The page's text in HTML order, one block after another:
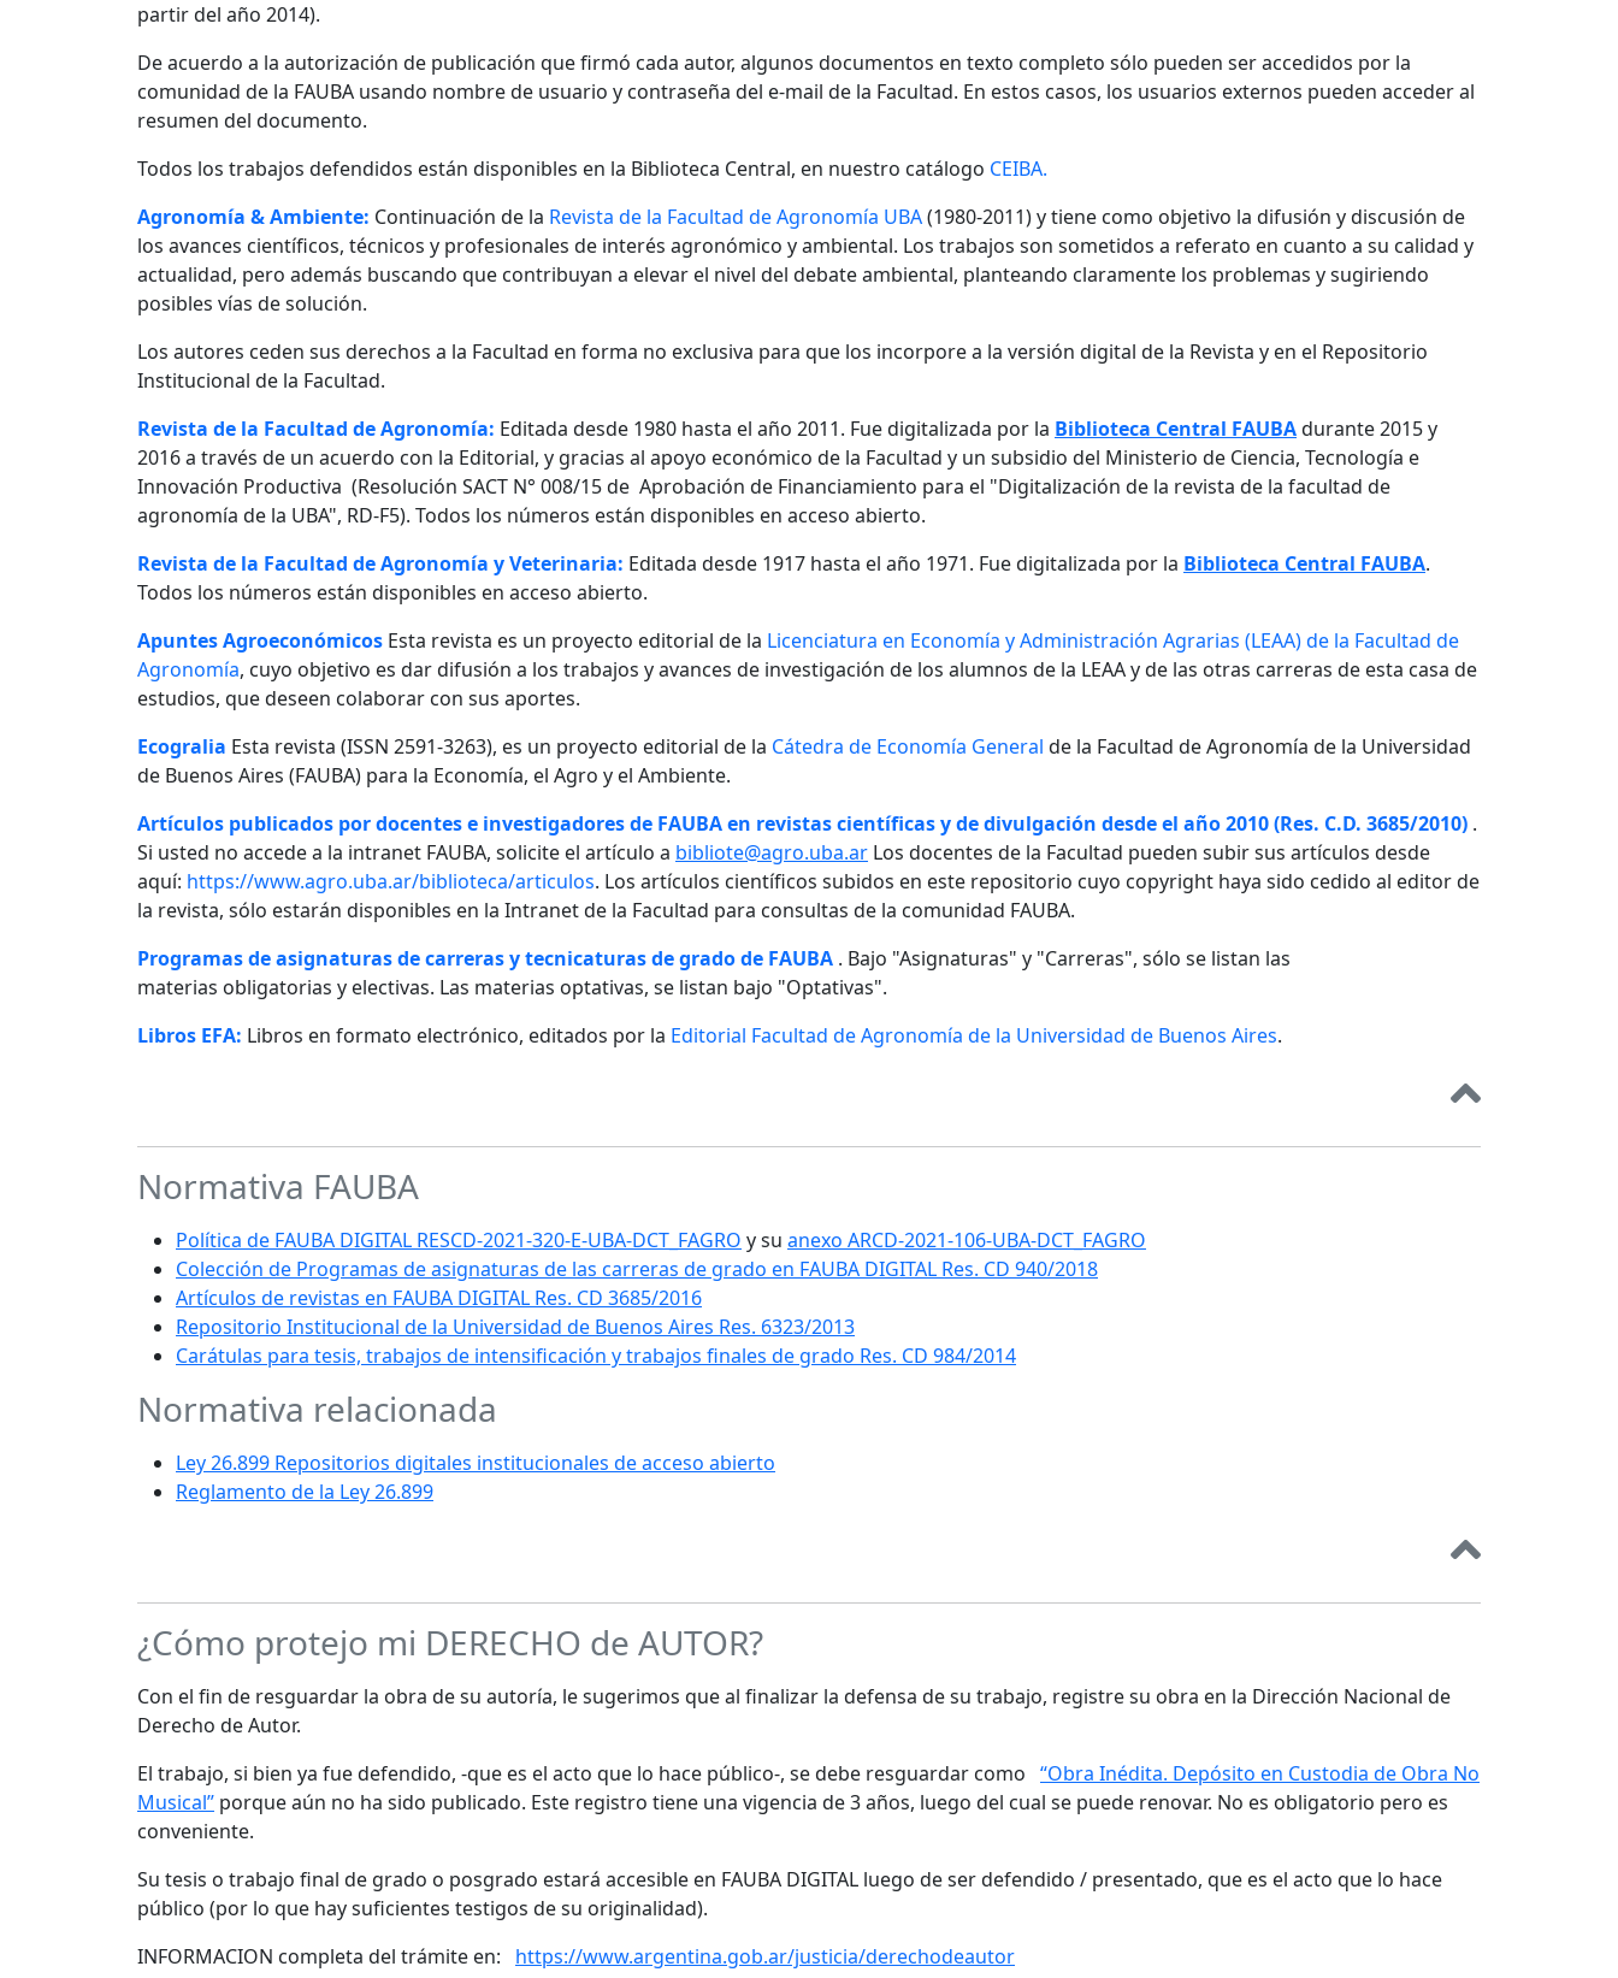
partir del año 2014).
De acuerdo a la autorización de publicación que firmó cada autor, algunos documentos en texto completo sólo pueden ser accedidos por la
comunidad de la FAUBA usando nombre de usuario y contraseña del e-mail de la Facultad. En estos casos, los usuarios externos pueden acceder al
resumen del documento.
Todos los trabajos defendidos están disponibles en la Biblioteca Central, en nuestro catálogo CEIBA.
Agronomía & Ambiente: Continuación de la Revista de la Facultad de Agronomía UBA(1980-2011) y tiene como objetivo la difusión y discusión de
los avances científicos, técnicos y profesionales de interés agronómico y ambiental. Los trabajos son sometidos a referato en cuanto a su calidad y
actualidad, pero además buscando que contribuyan a elevar el nivel del debate ambiental, planteando claramente los problemas y sugiriendo
posibles vías de solución.
Los autores ceden sus derechos a la Facultad en forma no exclusiva para que los incorpore a la versión digital de la Revista y en el Repositorio
Institucional de la Facultad.
Revista de la Facultad de Agronomía: Editada desde 1980 hasta el año 2011. Fue digitalizada por la Biblioteca Central FAUBAdurante 2015 y
2016 a través de un acuerdo con la Editorial, y gracias al apoyo económico de la Facultad y un subsidio del Ministerio de Ciencia, Tecnología e
Innovación Productiva (Resolución SACT N° 008/15 de Aprobación de Financiamiento para el "Digitalización de la revista de la facultad de
agronomía de la UBA", RD-F5). Todos los números están disponibles en acceso abierto.
Revista de la Facultad de Agronomía y Veterinaria: Editada desde 1917 hasta el año 1971. Fue digitalizada por la Biblioteca Central FAUBA.
Todos los números están disponibles en acceso abierto.
Apuntes Agroeconómicos Esta revista es un proyecto editorial de la Licenciatura en Economía y Administración Agrarias (LEAA) de la Facultad de
Agronomía, cuyo objetivo es dar difusión a los trabajos y avances de investigación de los alumnos de la LEAA y de las otras carreras de esta casa de
estudios, que deseen colaborar con sus aportes.
Ecogralia Esta revista (ISSN 2591-3263), es un proyecto editorial de la Cátedra de Economía General de la Facultad de Agronomía de la Universidad
de Buenos Aires (FAUBA) para la Economía, el Agro y el Ambiente.
Artículos publicados por docentes e investigadores de FAUBA en revistas científicas y de divulgación desde el año 2010 (Res. C.D. 3685/2010) .
Si usted no accede a la intranet FAUBA, solicite el artículo a bibliote@agro.uba.ar Los docentes de la Facultad pueden subir sus artículos desde
aquí: https://www.agro.uba.ar/biblioteca/articulos. Los artículos científicos subidos en este repositorio cuyo copyright haya sido cedido al editor de
la revista, sólo estarán disponibles en la Intranet de la Facultad para consultas de la comunidad FAUBA.
Programas de asignaturas de carreras y tecnicaturas de grado de FAUBA . Bajo "Asignaturas" y "Carreras", sólo se listan las
materias obligatorias y electivas. Las materias optativas, se listan bajo "Optativas".
Libros EFA: Libros en formato electrónico, editados por la Editorial Facultad de Agronomía de la Universidad de Buenos Aires.
Normativa FAUBA
Política de FAUBA DIGITAL RESCD-2021-320-E-UBA-DCT_FAGRO y su anexo ARCD-2021-106-UBA-DCT_FAGRO
Colección de Programas de asignaturas de las carreras de grado en FAUBA DIGITAL Res. CD 940/2018
Artículos de revistas en FAUBA DIGITAL Res. CD 3685/2016
Repositorio Institucional de la Universidad de Buenos Aires Res. 6323/2013
Carátulas para tesis, trabajos de intensificación y trabajos finales de grado Res. CD 984/2014
Normativa relacionada
Ley 26.899 Repositorios digitales institucionales de acceso abierto
Reglamento de la Ley 26.899
¿Cómo protejo mi DERECHO de AUTOR?
Con el fin de resguardar la obra de su autoría, le sugerimos que al finalizar la defensa de su trabajo, registre su obra en la Dirección Nacional de
Derecho de Autor.
El trabajo, si bien ya fue defendido, -que es el acto que lo hace público-, se debe resguardar como “Obra Inédita. Depósito en Custodia de Obra No
Musical” porque aún no ha sido publicado. Este registro tiene una vigencia de 3 años, luego del cual se puede renovar. No es obligatorio pero es
conveniente.
Su tesis o trabajo final de grado o posgrado estará accesible en FAUBA DIGITAL luego de ser defendido / presentado, que es el acto que lo hace
público (por lo que hay suficientes testigos de su originalidad).
INFORMACION completa del trámite en:
https://www.argentina.gob.ar/justicia/derechodeautor